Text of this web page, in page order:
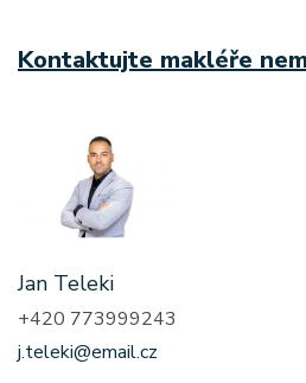
Kontaktujte makléře
Jan Teleki
+420 773999243
j.teleki@email.cz